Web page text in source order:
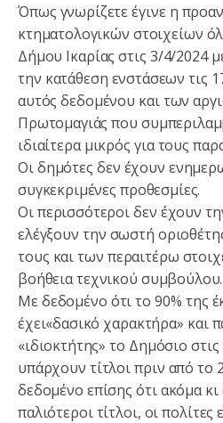
Όπως γνωρίζετε έγινε η
κτηματολογικών στοιχείων
Δήμου Ικαρίας στις 3/4/2024
την κατάθεση ενστάσεων τις
αυτός δεδομένου και των
Πρωτομαγιάς που
ιδιαίτερα μικρός για τους
Οι δημότες δεν έχουν
συγκεκριμένες προθεσμίες.
Οι περισσότεροι δεν έχουν
ελέγξουν την σωστή
τους και των περαιτέρω
βοήθεια τεχνικού συμβούλου.
Με δεδομένο ότι το 90% της
έχει«δασικό χαρακτήρα» και
«ιδιοκτήτης» το Δημόσιο
υπάρχουν τίτλοι πριν από το
δεδομένο επίσης ότι ακόμα
παλιότεροι τίτλοι, οι